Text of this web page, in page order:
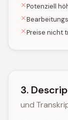
Potenziell
Preise nicht
3.
und